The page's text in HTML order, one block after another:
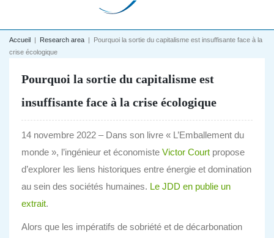
Accueil | Research area | Pourquoi la sortie du capitalisme est insuffisante face à la
crise écologique
Pourquoi la sortie du capitalisme est
insuffisante face à la crise écologique
14 novembre 2022 – Dans son livre « L’Emballement du
monde », l’ingénieur et économiste Victor Court propose
d’explorer les liens historiques entre énergie et domination
au sein des sociétés humaines. Le JDD en publie un
extrait.
Alors que les impératifs de sobriété et de décarbonation